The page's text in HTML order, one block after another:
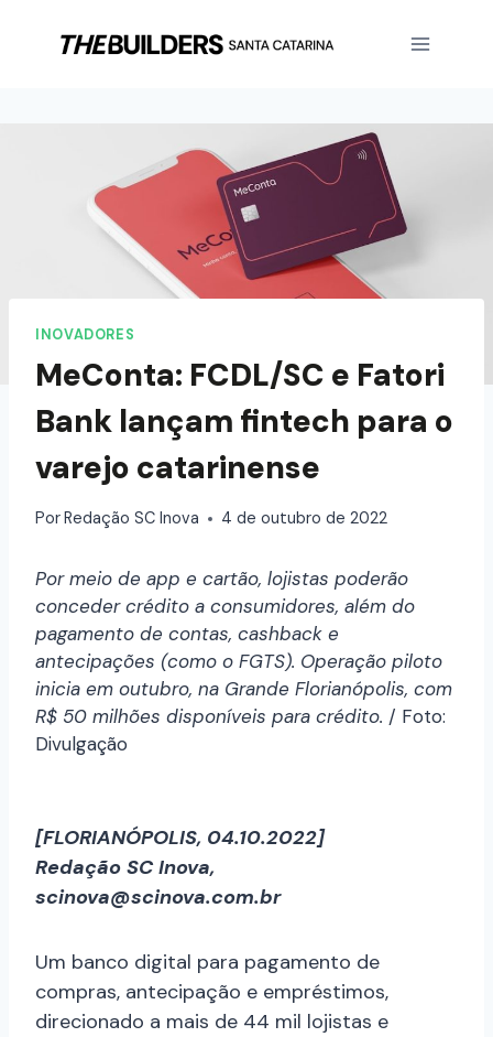
INOVADORES
MeConta: FCDL/SC e Fatori
Bank lançam fintech para o
varejo catarinense
PorRedação SC Inova 4 de outubro de 2022
Por meio de app e cartão, lojistas poderão
conceder crédito a consumidores, além do
pagamento de contas, cashback e
antecipações (como o FGTS). Operação piloto
inicia em outubro, na Grande Florianópolis, com
R$ 50 milhões disponíveis para crédito. / Foto:
Divulgação
[FLORIANÓPOLIS, 04.10.2022]
Redação SC Inova,
scinova@scinova.com.br
Um banco digital para pagamento de
compras, antecipação e empréstimos,
direcionado a mais de 44 mil lojistas e